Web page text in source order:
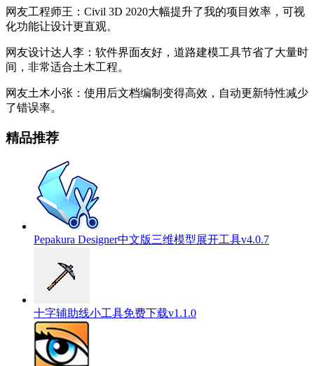
网友工程师王：Civil 3D 2020大幅提升了我的项目效率，可视
化功能让设计更直观。
网友设计达人李：软件界面友好，道路建模工具节省了大量时
间，非常适合土木工程。
网友土木小张：使用后文档编制变得高效，自动更新特性减少
了错误率。
精品推荐
Pepakura Designer中文版三维模型展开工具v4.0.7
十字辅助线小工具免费下载v1.1.0